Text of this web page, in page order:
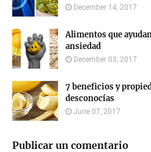
December 14, 2017
Alimentos que
ansiedad
December 03, 2017
7 beneficios y
desconocías
June 07, 2017
Publicar un comentario